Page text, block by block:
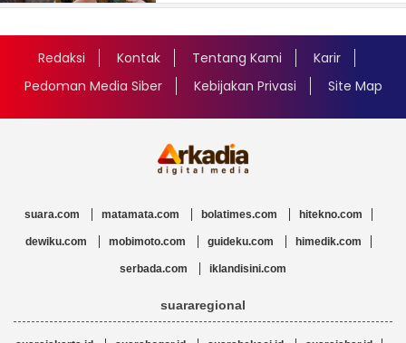
Redaksi Kontak Tentang Kami
Karir
Pedoman Media Siber
Kebijakan Privasi Site Map
suara.com matamata.com bolatimes.com hitekno.com
dewiku.com mobimoto.com guideku.com himedik.com
serbada.com iklandisini.com
suararegional